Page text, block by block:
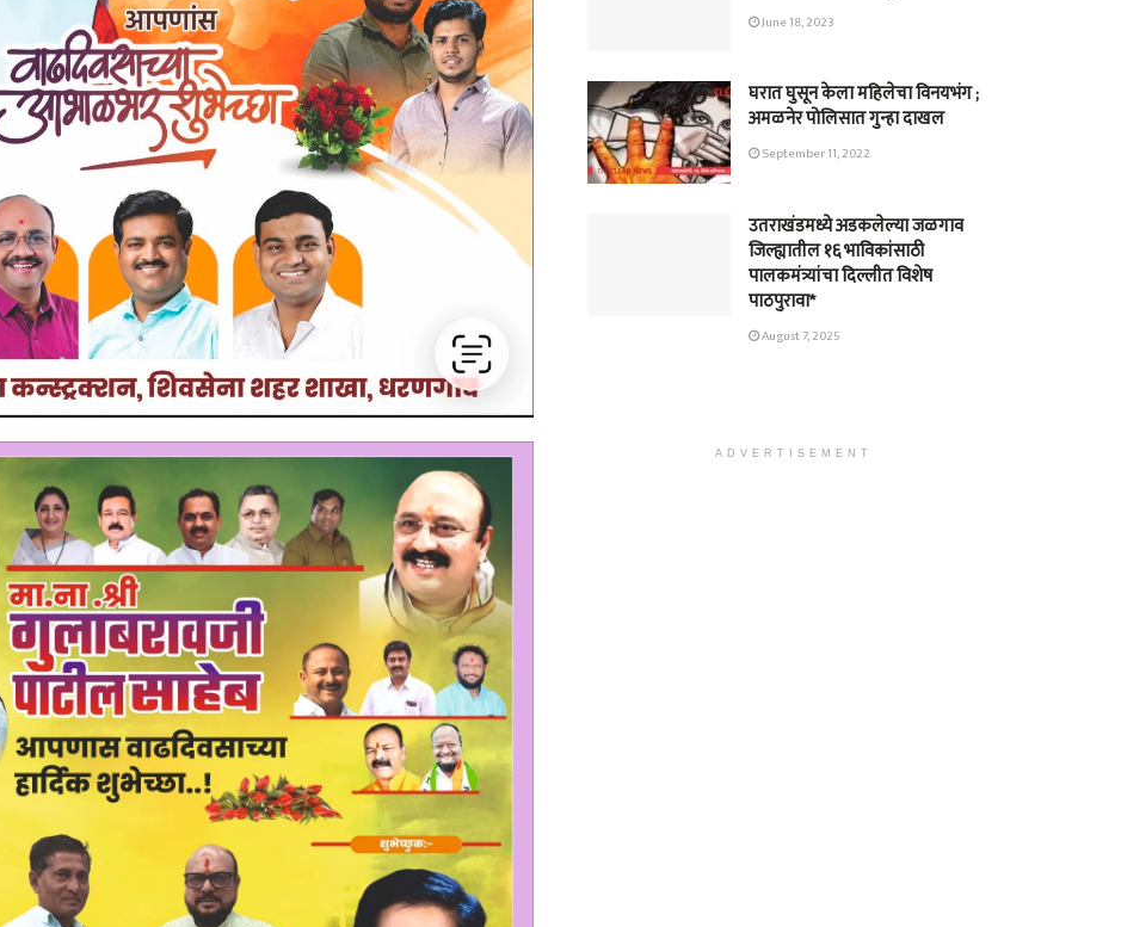
June 18, 2023
घरात घुसून केला महिलेचा विनयभंग ;
अमळनेर पोलिसात गुन्हा दाखल
September 11, 2022
उतराखंडमध्ये अडकलेल्या जळगाव
जिल्ह्यातील १६ भाविकांसाठी
पालकमंत्र्यांचा दिल्लीत विशेष
पाठपुरावा*
August 7, 2025
ADVERTISEMENT